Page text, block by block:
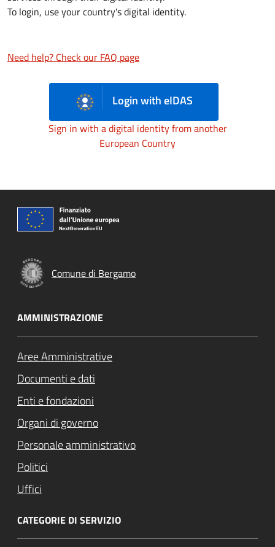
To login, use your country's digital identity.
Need help? Check our FAQ page
Login with eIDAS
Sign in with a digital identity from another
European Country
Comune di Bergamo
AMMINISTRAZIONE
Aree Amministrative
Documenti e dati
Enti e fondazioni
Organi di governo
Personale amministrativo
Politici
Uffici
CATEGORIE DI SERVIZIO